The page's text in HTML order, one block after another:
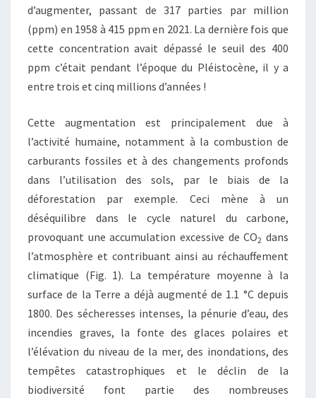
d’augmenter, passant de 317 parties par million
(ppm) en 1958 à 415 ppm en 2021. La dernière fois que
cette concentration avait dépassé le seuil des 400
ppm c’était pendant l’époque du Pléistocène, il y a
entre trois et cinq millions d’années !
Cette augmentation est principalement due à
l’activité humaine, notamment à la combustion de
carburants fossiles et à des changements profonds
dans l’utilisation des sols, par le biais de la
déforestation par exemple. Ceci mène à un
déséquilibre dans le cycle naturel du carbone,
provoquant une accumulation excessive de CO2 dans
l’atmosphère et contribuant ainsi au réchauffement
climatique (Fig. 1). La température moyenne à la
surface de la Terre a déjà augmenté de 1.1 °C depuis
1800. Des sécheresses intenses, la pénurie d’eau, des
incendies graves, la fonte des glaces polaires et
l’élévation du niveau de la mer, des inondations, des
tempêtes catastrophiques et le déclin de la
biodiversité font partie des nombreuses